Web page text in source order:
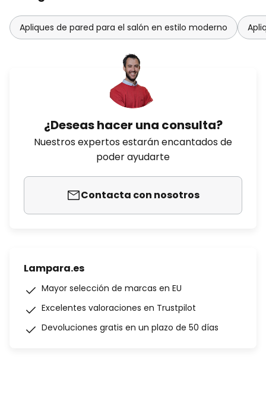
Apliques de pared para el salón en estilo moderno
¿Deseas hacer una consulta?
Nuestros expertos estarán encantados de
poder ayudarte
Contacta con nosotros
Lampara.es
Mayor selección de marcas en EU
Excelentes valoraciones en Trustpilot
Devoluciones gratis en un plazo de 50 días